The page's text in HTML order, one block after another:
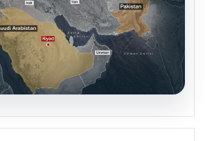
Savunma Anlaşması ne